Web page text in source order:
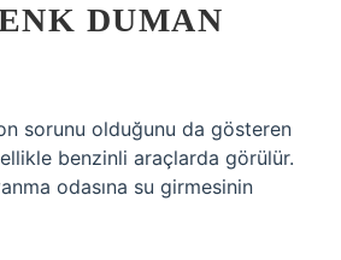
DUMAN
sorunu olduğunu da gösteren
benzinli araçlarda görülür.
odasına su girmesinin